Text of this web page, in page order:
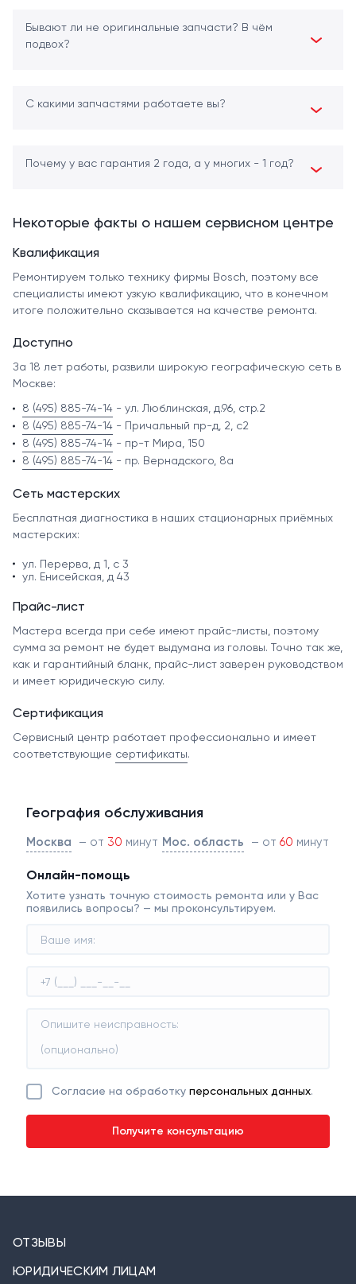
Бывают ли не оригинальные запчасти? В чём
подвох?
С какими запчастями работаете вы?
Почему у вас гарантия 2 года, а у многих - 1 год?
Некоторые факты о нашем сервисном центре
Квалификация
Ремонтируем только технику фирмы Bosch, поэтому все
специалисты имеют узкую квалификацию, что в конечном
итоге положительно сказывается на качестве ремонта.
Доступно
За 18 лет работы, развили широкую географическую сеть в
Москве:
8 (495) 885-74-14 - ул. Люблинская, д.96, стр.2
8 (495) 885-74-14 - Причальный пр-д, 2, с2
8 (495) 885-74-14 - пр-т Мира, 150
8 (495) 885-74-14 - пр. Вернадского, 8а
Сеть мастерских
Бесплатная диагностика в наших стационарных приёмных
мастерских:
ул. Перерва, д 1, с 3
ул. Енисейская, д 43
Прайс-лист
Мастера всегда при себе имеют прайс-листы, поэтому
сумма за ремонт не будет выдумана из головы. Точно так же,
как и гарантийный бланк, прайс-лист заверен руководством
и имеет юридическую силу.
Сертификация
Сервисный центр работает профессионально и имеет
соответствующие сертификаты.
География обслуживания
Москва – от 30 минут Мос. область – от 60 минут
Онлайн-помощь
Хотите узнать точную стоимость ремонта или у Вас
появились вопросы? — мы проконсультируем.
Согласие на обработку персональных данных.
ОТЗЫВЫ
ЮРИДИЧЕСКИМ ЛИЦАМ